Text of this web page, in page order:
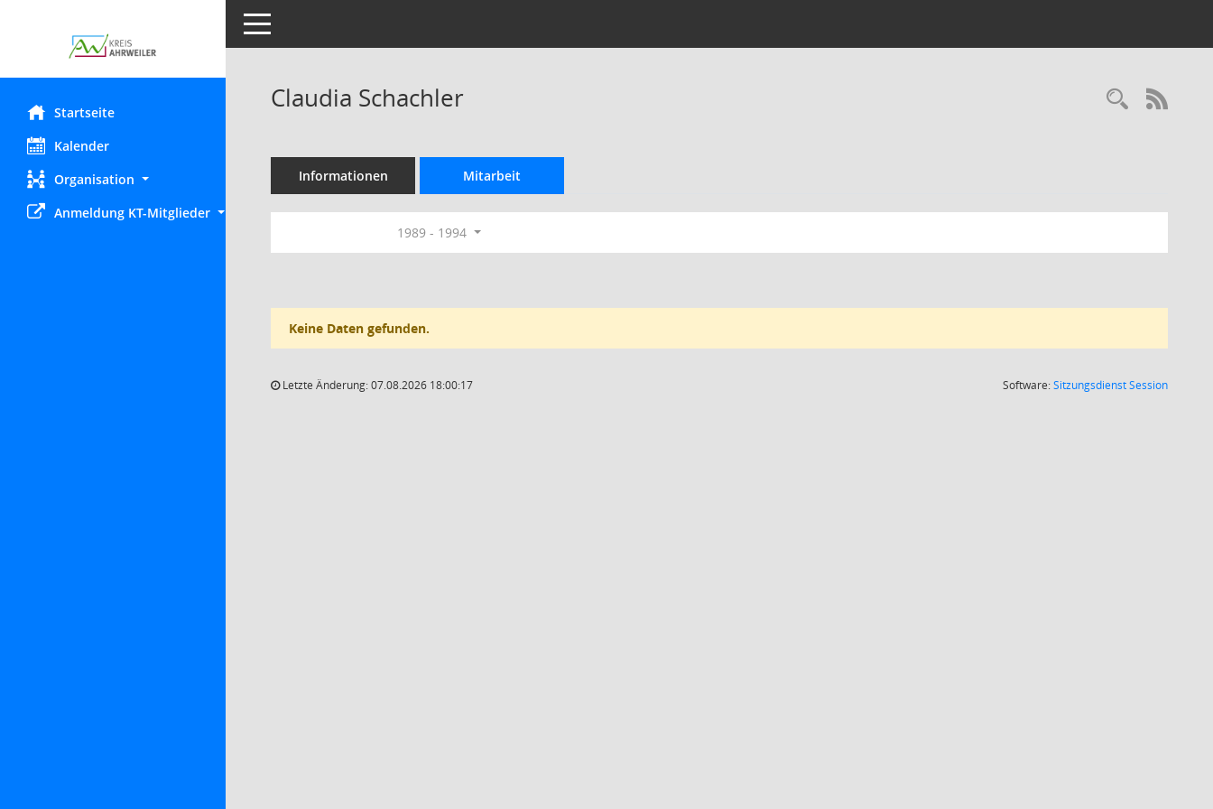
Startseite
Kalender
Organisation
Anmeldung KT-Mitglieder
Toggle navigation
Claudia Schachler
Informationen Mitarbeit
1989 - 1994
Keine Daten gefunden.
Letzte Änderung: 07.08.2026 18:00:17 Software:SitzungsdienstSession(Wird in